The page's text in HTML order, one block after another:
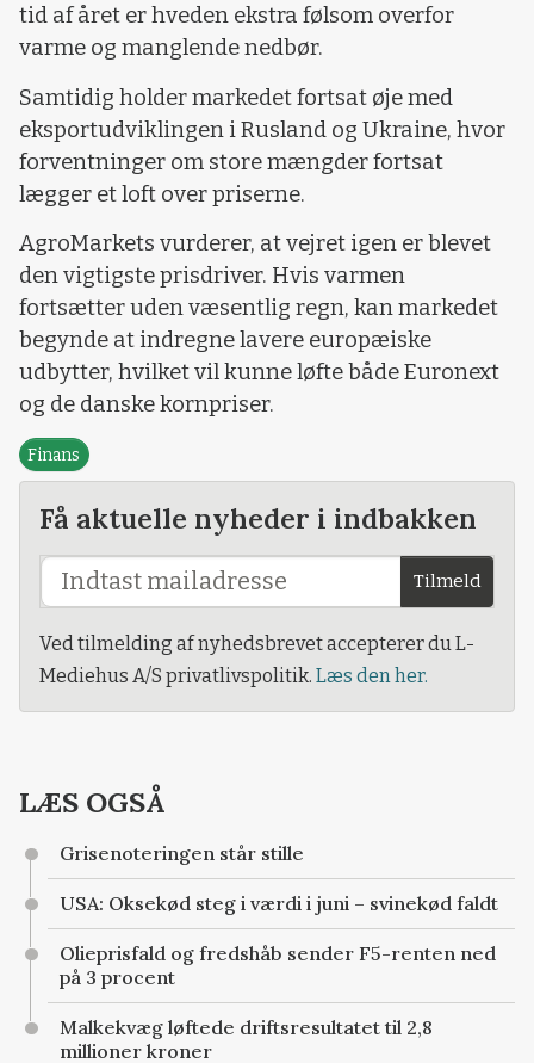
tid af året er hveden ekstra følsom overfor
varme og manglende nedbør.
Samtidig holder markedet fortsat øje med
eksportudviklingen i Rusland og Ukraine, hvor
forventninger om store mængder fortsat
lægger et loft over priserne.
AgroMarkets vurderer, at vejret igen er blevet
den vigtigste prisdriver. Hvis varmen
fortsætter uden væsentlig regn, kan markedet
begynde at indregne lavere europæiske
udbytter, hvilket vil kunne løfte både Euronext
og de danske kornpriser.
Finans
Få aktuelle nyheder i indbakken
Tilmeld
Ved tilmelding af nyhedsbrevet accepterer du L-
Mediehus A/S privatlivspolitik. Læs den her.
LÆS OGSÅ
Grisenoteringen står stille
USA: Oksekød steg i værdi i juni – svinekød faldt
Olieprisfald og fredshåb sender F5-renten ned
på 3 procent
Malkekvæg løftede driftsresultatet til 2,8
millioner kroner